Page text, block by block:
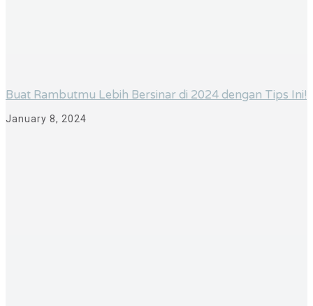
Buat Rambutmu Lebih Bersinar di 2024 dengan Tips Ini!
January 8, 2024